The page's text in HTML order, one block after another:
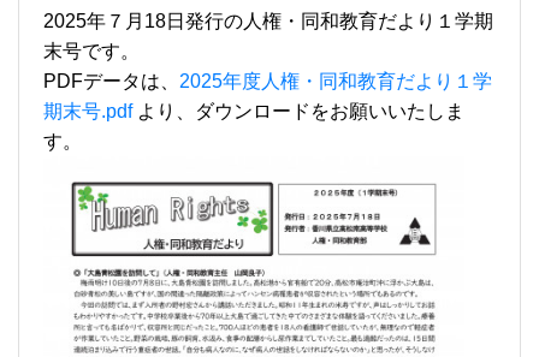
2025年７月18日発行の人権・同和教育だより１学期
末号です。
PDFデータは、 2025年度人権・同和教育だより１学
期末号.pdfより、ダウンロードをお願いいたしま
す。